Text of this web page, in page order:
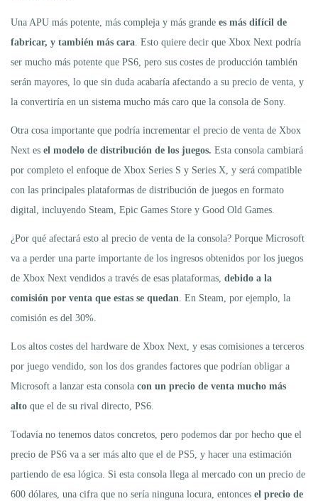
Una APU más potente, más compleja y más grande es más difícil de
fabricar, y también más cara . Esto quiere decir que Xbox Next podría
ser mucho más potente que PS6, pero sus costes de producción también
serán mayores, lo que sin duda acabaría afectando a su precio de venta, y
la convertiría en un sistema mucho más caro que la consola de Sony.
Otra cosa importante que podría incrementar el precio de venta de Xbox
Next es el modelo de distribución de los juegos. Esta consola cambiará
por completo el enfoque de Xbox Series S y Series X, y será compatible
con las principales plataformas de distribución de juegos en formato
digital, incluyendo Steam, Epic Games Store y Good Old Games.
¿Por qué afectará esto al precio de venta de la consola? Porque Microsoft
va a perder una parte importante de los ingresos obtenidos por los juegos
de Xbox Next vendidos a través de esas plataformas, debido a la
comisión por venta que estas se quedan . En Steam, por ejemplo, la
comisión es del 30%.
Los altos costes del hardware de Xbox Next, y esas comisiones a terceros
por juego vendido, son los dos grandes factores que podrían obligar a
Microsoft a lanzar esta consola con un precio de venta mucho más
alto que el de su rival directo, PS6.
Todavía no tenemos datos concretos, pero podemos dar por hecho que el
precio de PS6 va a ser más alto que el de PS5, y hacer una estimación
partiendo de esa lógica. Si esta consola llega al mercado con un precio de
600 dólares, una cifra que no sería ninguna locura, entonces el precio de